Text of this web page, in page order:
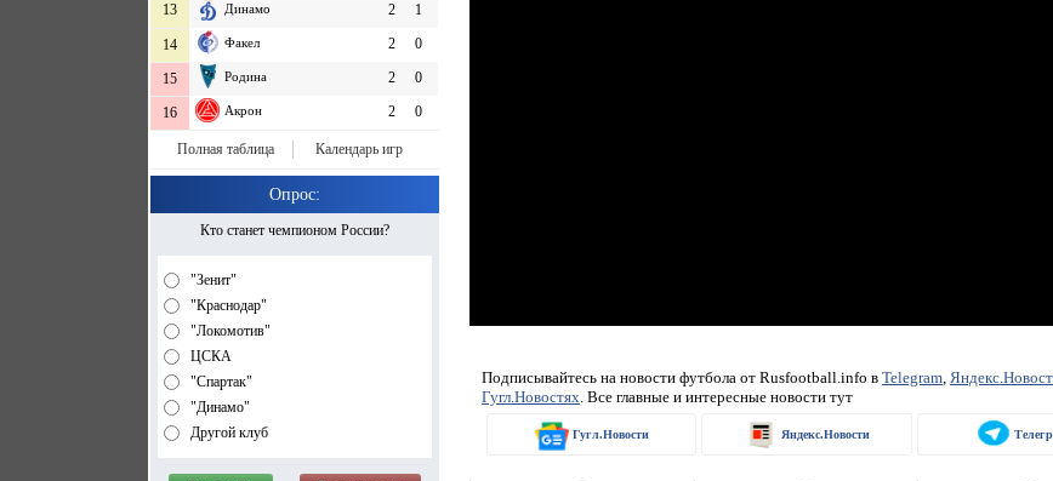
13
Динамо 2 1
14 Факел 2 0
15 Родина 2 0
16 Акрон 2 0
Полная таблица Календарь игр
Опрос:
Кто станет чемпионом России?
"Зенит"
"Краснодар"
"Локомотив"
ЦСКА
"Спартак"
"Динамо"
Другой клуб
Подписывайтесь на новости футбола от Rusfootball.info в Telegram,
Гугл.Новостях. Все главные и интересные новости тут
Гугл.Новости Яндекс.Новости